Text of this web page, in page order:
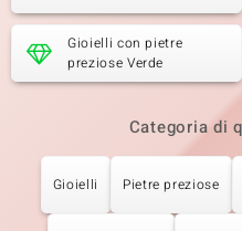
Gioielli con pietre
preziose Verde
Categoria di
Gioielli Pietre preziose